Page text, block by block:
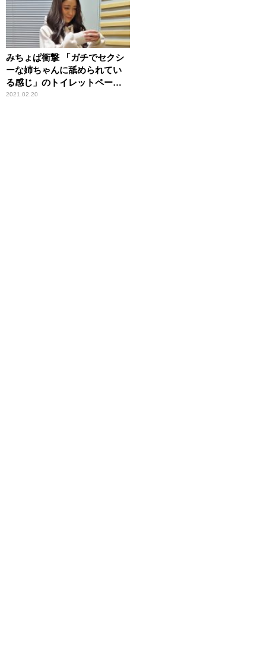
みちょぱ衝撃 「ガチでセクシ
ーな姉ちゃんに舐められてい
る感じ」のトイレットペーパ
ーイラストを目にして
2021.02.20